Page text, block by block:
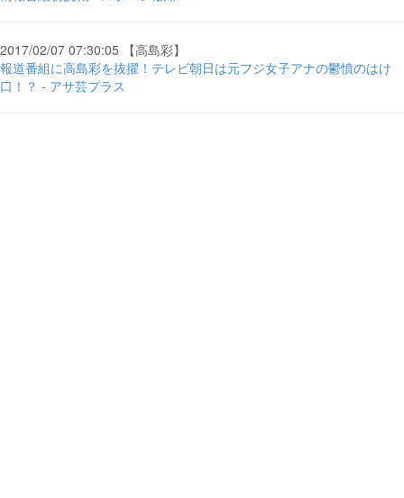
2017/02/07 07:30:05 【高島彩】
報道番組に高島彩を抜擢！テレビ朝日は元フジ女子アナの鬱憤のはけ
口！？ - アサ芸プラス